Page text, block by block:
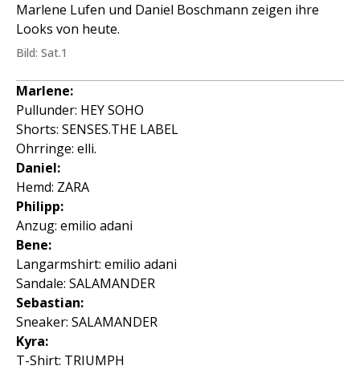
Marlene Lufen und Daniel Boschmann zeigen ihre
Looks von heute.
Bild: Sat.1
Marlene:
Pullunder: HEY SOHO
Shorts: SENSES.THE LABEL
Ohrringe: elli.
Daniel:
Hemd: ZARA
Philipp:
Anzug: emilio adani
Bene:
Langarmshirt: emilio adani
Sandale: SALAMANDER
Sebastian:
Sneaker: SALAMANDER
Kyra:
T-Shirt: TRIUMPH